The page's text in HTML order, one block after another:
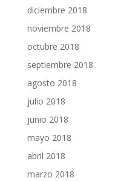
diciembre 2018
noviembre 2018
octubre 2018
septiembre 2018
agosto 2018
julio 2018
junio 2018
mayo 2018
abril 2018
marzo 2018